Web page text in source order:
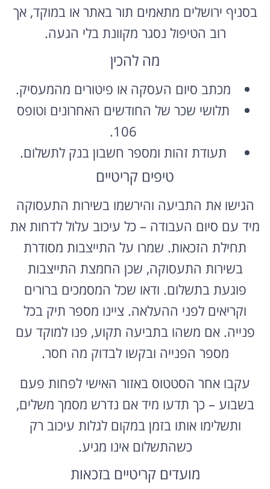
בסניף ירושלים מתאמים תור באתר או במוקד, אך
רוב הטיפול נסגר מקוונת בלי הגעה.
מה להכין
מכתב סיום העסקה או פיטורים מהמעסיק.
תלושי שכר של החודשים האחרונים וטופס
106.
תעודת זהות ומספר חשבון בנק לתשלום.
טיפים קריטיים
הגישו את התביעה והירשמו בשירות התעסוקה
מיד עם סיום העבודה – כל עיכוב עלול לדחות את
תחילת הזכאות. שמרו על התייצבות מסודרת
בשירות התעסוקה, שכן החמצת התייצבות
פוגעת בתשלום. ודאו שכל המסמכים ברורים
וקריאים לפני ההעלאה. ציינו מספר תיק בכל
פנייה. אם משהו בתביעה תקוע, פנו למוקד עם
מספר הפנייה ובקשו לבדוק מה חסר.
עקבו אחר הסטטוס באזור האישי לפחות פעם
בשבוע – כך תדעו מיד אם נדרש מסמך משלים,
ותשלימו אותו בזמן במקום לגלות עיכוב רק
כשהתשלום אינו מגיע.
מועדים קריטיים בזכאות